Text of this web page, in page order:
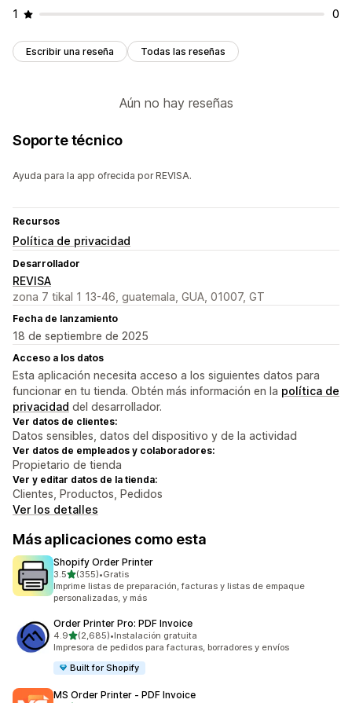
1
0
Escribir una reseña Todas las reseñas
Aún no hay reseñas
Soporte técnico
Ayuda para la app ofrecida por REVISA.
Recursos
Política de privacidad
Desarrollador
REVISA
zona 7 tikal 1 13-46, guatemala, GUA, 01007, GT
Fecha de lanzamiento
18 de septiembre de 2025
Acceso a los datos
Esta aplicación necesita acceso a los siguientes datos para
funcionar en tu tienda. Obtén más información en la política de
privacidad del desarrollador.
Ver datos de clientes:
Datos sensibles, datos del dispositivo y de la actividad
Ver datos de empleados y colaboradores:
Propietario de tienda
Ver y editar datos de la tienda:
Clientes, Productos, Pedidos
Ver los detalles
Más aplicaciones como esta
Shopify Order Printer
3.5de 5 estrellas
(355)
355 reseñas en total
•Gratis
Imprime listas de preparación, facturas y listas de empaque
personalizadas, y más
Order Printer Pro: PDF Invoice
4.9de 5 estrellas
(2,685)
2685 reseñas en total
•Instalación gratuita
Impresora de pedidos para facturas, borradores y envíos
Built for Shopify
MS Order Printer ‑ PDF Invoice